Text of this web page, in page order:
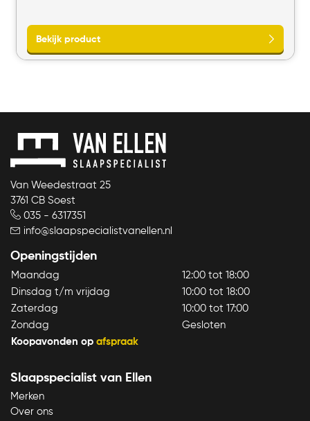
was:
van
€0,00.
is:
€0,00.
Bekijk product
Van Weedestraat 25
3761 CB Soest
035 - 6317351
info@slaapspecialistvanellen.nl
Openingstijden
Maandag
12:00 tot 18:00
Dinsdag t/m vrijdag
10:00 tot 18:00
Zaterdag
10:00 tot 17:00
Zondag
Gesloten
Koopavonden op afspraak
Slaapspecialist van Ellen
Merken
Over ons